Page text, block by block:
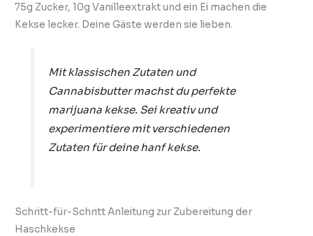
75g Zucker, 10g Vanilleextrakt und ein Ei machen die
Kekse lecker. Deine Gäste werden sie lieben.
Mit klassischen Zutaten und
Cannabisbutter machst du perfekte
marijuana kekse. Sei kreativ und
experimentiere mit verschiedenen
Zutaten für deine hanf kekse.
Schritt-für-Schritt Anleitung zur Zubereitung der
Haschkekse